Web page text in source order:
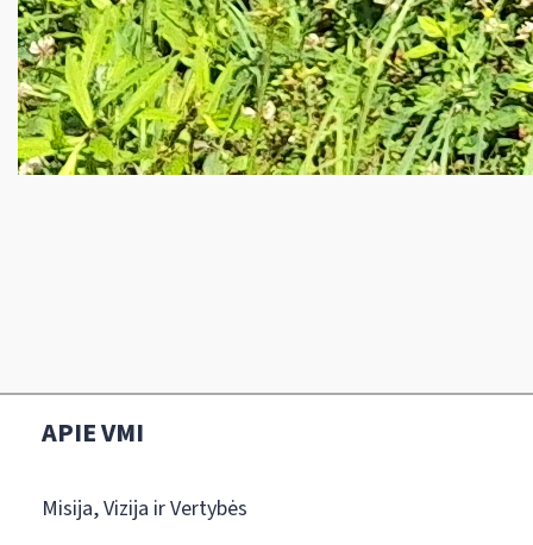
APIE VMI
Misija, Vizija ir Vertybės